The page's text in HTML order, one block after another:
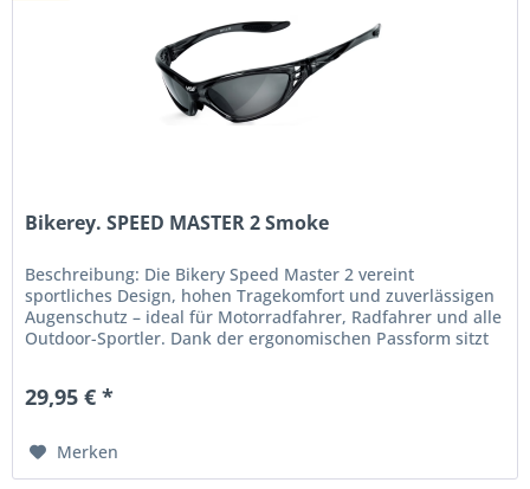
Bikerey. SPEED MASTER 2 Smoke
Beschreibung: Die Bikery Speed Master 2 vereint
sportliches Design, hohen Tragekomfort und zuverlässigen
Augenschutz – ideal für Motorradfahrer, Radfahrer und alle
Outdoor-Sportler. Dank der ergonomischen Passform sitzt
29,95 € *
Merken